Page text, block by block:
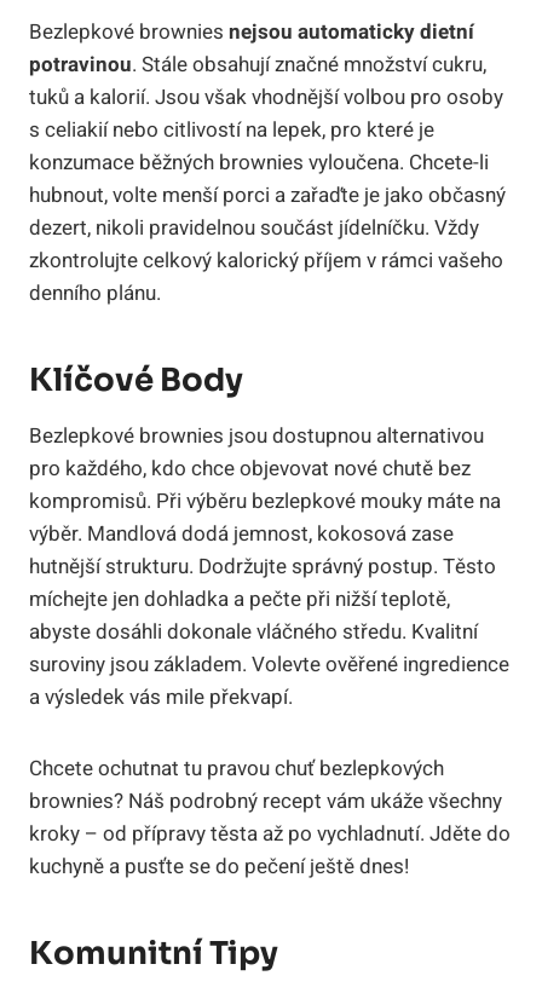
Bezlepkové brownies nejsou automaticky dietní
potravinou. Stále obsahují značné množství cukru,
tuků a kalorií. Jsou však vhodnější volbou pro osoby
s celiakií nebo citlivostí na lepek, pro které je
konzumace běžných brownies vyloučena. Chcete-li
hubnout, volte menší porci a zařaďte je jako občasný
dezert, nikoli pravidelnou součást jídelníčku. Vždy
zkontrolujte celkový kalorický příjem v rámci vašeho
denního plánu.
Klíčové Body
Bezlepkové brownies jsou dostupnou alternativou
pro každého, kdo chce objevovat nové chutě bez
kompromisů. Při výběru bezlepkové mouky máte na
výběr. Mandlová dodá jemnost, kokosová zase
hutnější strukturu. Dodržujte správný postup. Těsto
míchejte jen dohladka a pečte při nižší teplotě,
abyste dosáhli dokonale vláčného středu. Kvalitní
suroviny jsou základem. Volevte ověřené ingredience
a výsledek vás mile překvapí.
Chcete ochutnat tu pravou chuť bezlepkových
brownies? Náš podrobný recept vám ukáže všechny
kroky – od přípravy těsta až po vychladnutí. Jděte do
kuchyně a pusťte se do pečení ještě dnes!
Komunitní Tipy